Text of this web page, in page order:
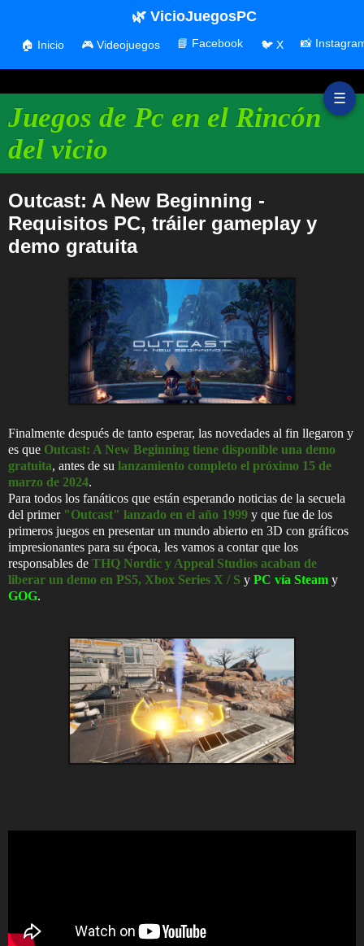
☰
Juegos de Pc en el Rincón
del vicio
🌿 VicioJuegosPC
🏠 Inicio 🎮 Videojuegos 📘 Facebook 🐦 X 📸
Outcast: A New Beginning -
Requisitos PC, tráiler gameplay y
demo gratuita
Finalmente después de tanto esperar, las novedades al fin llegaron y
es que Outcast: A New Beginning tiene disponible una demo
gratuita, antes de su lanzamiento completo el próximo 15 de
marzo de 2024.
Para todos los fanáticos que están esperando noticias de la secuela
del primer "Outcast" lanzado en el año 1999 y que fue de los
primeros juegos en presentar un mundo abierto en 3D con gráficos
impresionantes para su época, les vamos a contar que los
responsables de THQ Nordic y Appeal Studios acaban de
liberar un demo en PS5, Xbox Series X / S y PC vía Steam y
GOG.